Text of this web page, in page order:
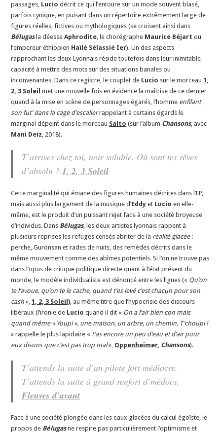
passages, Lucio décrit ce qui l’entoure sur un mode souvent blasé,
parfois cynique, en puisant dans un répertoire extrêmement large de
figures réelles, fictives ou mythologiques (se croisent ainsi dans
Bélugasla déesseAphrodite, le chorégraphe Maurice Béjart ou
l’empereur éthiopien Haïlé Sélassié Ier). Un des aspects
rapprochant les deux Lyonnais réside toutefois dans leur inimitable
capacité à mettre des mots sur des situations banales ou
inconvenantes. Dans ce registre, le couplet de Lucio sur le morceau1,
2, 3 Soleil met une nouvelle fois en évidence la maîtrise de ce dernier
quand à la mise en scène de personnages égarés, l’homme enfilant
son fut’ dans la cage d’escalierrappelant à certains égards le
marginal dépeint dans le morceau Salto (sur l’album Chansons, avec
Mani Deiz, 2018).
T’arrives chez toi, noir soluble. Où sont tes rêves
d’absolu ?1, 2, 3 Soleil
Cette marginalité qui émane des figures humaines décrites dans l’EP,
mais aussi plus largement de la musique d’Eddy et Lucio en elle-
même, est le produit d’un puissant rejet face à une société broyeuse
d’individus. Dans Bélugas, les deux artistes lyonnais rappent à
plusieurs reprises les refuges censés abriter de la réalité glacée:
perche, Guronsan et rades de nuits, des remèdes décrits dans le
même mouvement comme des abîmes potentiels. Si l’on ne trouve pas
dans l’opus de critique politique directe quant à l’état présent du
monde, le modèle individualiste est dénoncé entre les lignes (« Qu’on
te l’avoue, qu’on te le cache, quand t’es levé c’est chacun pour son
cash »,1, 2, 3 Soleil), au même titre que l’hypocrisie des discours
libéraux (l’ironie de Lucio quand il dit « On a l’air bien con mais
quand même « Youpi », une maison, un arbre, un chemin, T’choupi !
» rappelle le plus lapidaire « t’as encore un peu d’eau et d’air pour
eux disons que c’est pas trop mal», Oppenheimer, Chansons).
T’attends la suite d’un pilote fort médiocre.
T’attends la suite à grand renfort d’médocs,
Fleuves d’avant
Face à une société plongée dans les eaux glacées du calcul égoïste, le
propos de Bélugasne respire pas particulièrement l’optimisme et